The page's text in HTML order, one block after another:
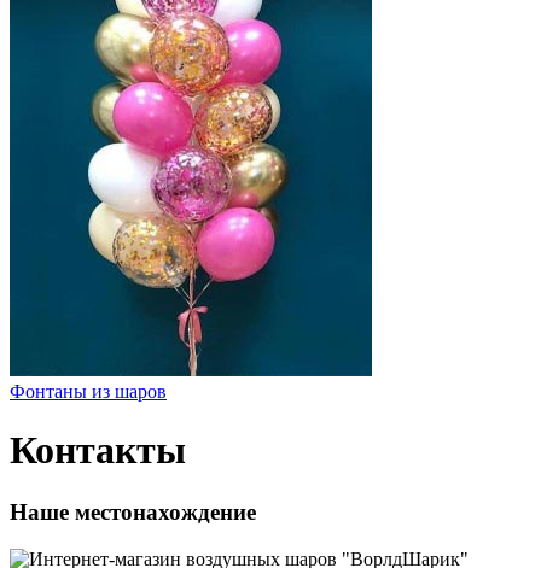
Фонтаны из шаров
Контакты
Наше местонахождение